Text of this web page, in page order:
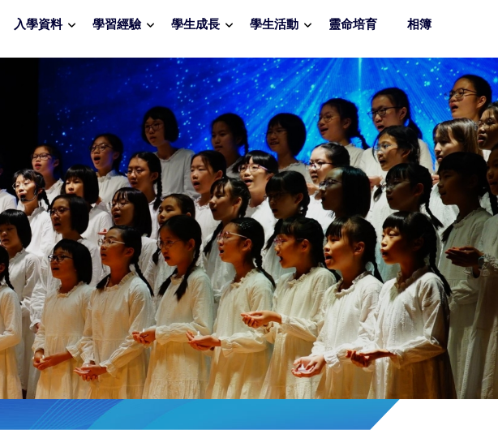
入學資料 學習經驗 學生成長 學生活動 靈命培育 相簿